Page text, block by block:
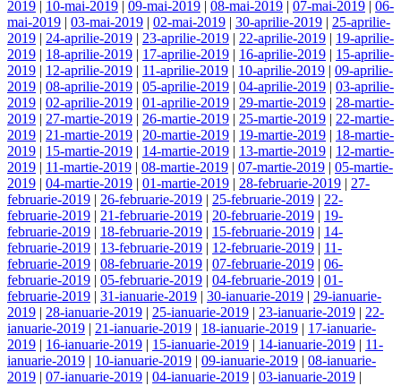
2019 | 10-mai-2019 | 09-mai-2019 | 08-mai-2019 | 07-mai-2019 | 06-
mai-2019 | 03-mai-2019 | 02-mai-2019 | 30-aprilie-2019 | 25-aprilie-
2019 | 24-aprilie-2019 | 23-aprilie-2019 | 22-aprilie-2019 | 19-aprilie-
2019 | 18-aprilie-2019 | 17-aprilie-2019 | 16-aprilie-2019 | 15-aprilie-
2019 | 12-aprilie-2019 | 11-aprilie-2019 | 10-aprilie-2019 | 09-aprilie-
2019 | 08-aprilie-2019 | 05-aprilie-2019 | 04-aprilie-2019 | 03-aprilie-
2019 | 02-aprilie-2019 | 01-aprilie-2019 | 29-martie-2019 | 28-martie-
2019 | 27-martie-2019 | 26-martie-2019 | 25-martie-2019 | 22-martie-
2019 | 21-martie-2019 | 20-martie-2019 | 19-martie-2019 | 18-martie-
2019 | 15-martie-2019 | 14-martie-2019 | 13-martie-2019 | 12-martie-
2019 | 11-martie-2019 | 08-martie-2019 | 07-martie-2019 | 05-martie-
2019 | 04-martie-2019 | 01-martie-2019 | 28-februarie-2019 | 27-
februarie-2019 | 26-februarie-2019 | 25-februarie-2019 | 22-
februarie-2019 | 21-februarie-2019 | 20-februarie-2019 | 19-
februarie-2019 | 18-februarie-2019 | 15-februarie-2019 | 14-
februarie-2019 | 13-februarie-2019 | 12-februarie-2019 | 11-
februarie-2019 | 08-februarie-2019 | 07-februarie-2019 | 06-
februarie-2019 | 05-februarie-2019 | 04-februarie-2019 | 01-
februarie-2019 | 31-ianuarie-2019 | 30-ianuarie-2019 | 29-ianuarie-
2019 | 28-ianuarie-2019 | 25-ianuarie-2019 | 23-ianuarie-2019 | 22-
ianuarie-2019 | 21-ianuarie-2019 | 18-ianuarie-2019 | 17-ianuarie-
2019 | 16-ianuarie-2019 | 15-ianuarie-2019 | 14-ianuarie-2019 | 11-
ianuarie-2019 | 10-ianuarie-2019 | 09-ianuarie-2019 | 08-ianuarie-
2019 | 07-ianuarie-2019 | 04-ianuarie-2019 | 03-ianuarie-2019 |